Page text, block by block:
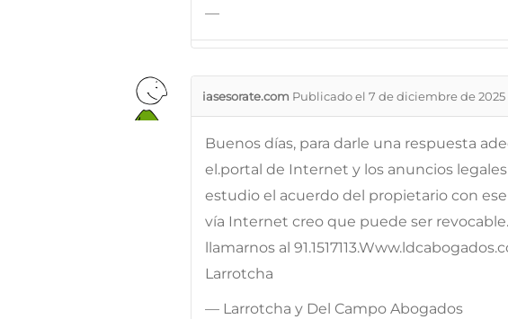
—
iasesorate.com Publicado el 7 de diciembre de 2025
Buenos días, para darle una respuesta
el.portal de Internet y los anuncios
estudio el acuerdo del propietario con
vía Internet creo que puede ser
llamarnos al
Larrotcha
— Larrotcha y Del Campo Abogados